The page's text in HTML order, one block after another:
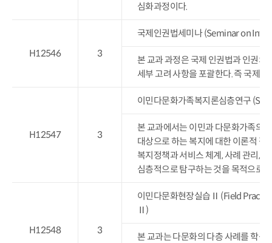
심화과정이다.
H12546 3
국제인권법세미나 (Seminar on
본 교과 과정은 국제 인권법과 인권의
세부 고려 사항을 포괄한다. 즉 국제
H12547 3
이민다문화가족복지론심층연구
본 교과에서는 이민과 다문화가족의
대상으로 하는 복지에 대한 이론적 접
복지정책과 서비스 체계, 사례 관리,
심층적으로 탐구하는 것을 목적으로
H12548 3
이민다문화현장실습Ⅱ (Field
Ⅱ)
본 교과는 다문화의 다층 사례를 학